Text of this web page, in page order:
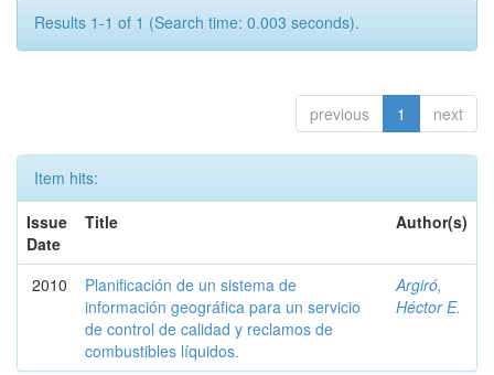
Results 1-1 of 1 (Search time: 0.003 seconds).
previous 1 next
Item hits:
Issue
Date
Title Author(s)
2010
Planificación de un sistema de
información geográfica para un servicio
de control de calidad y reclamos de
combustibles líquidos.
Argiró,
Héctor E.